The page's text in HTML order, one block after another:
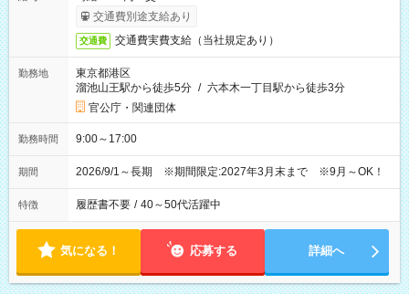
交通費別途支給あり
交通費 交通費実費支給（当社規定あり）
勤務地
東京都港区
溜池山王駅から徒歩5分 / 六本木一丁目駅から徒歩3分
官公庁・関連団体
勤務時間 9:00～17:00
期間 2026/9/1～長期 ※期間限定:2027年3月末まで ※9月～OK！
特徴 履歴書不要 / 40～50代活躍中
気になる！ 応募する 詳細へ